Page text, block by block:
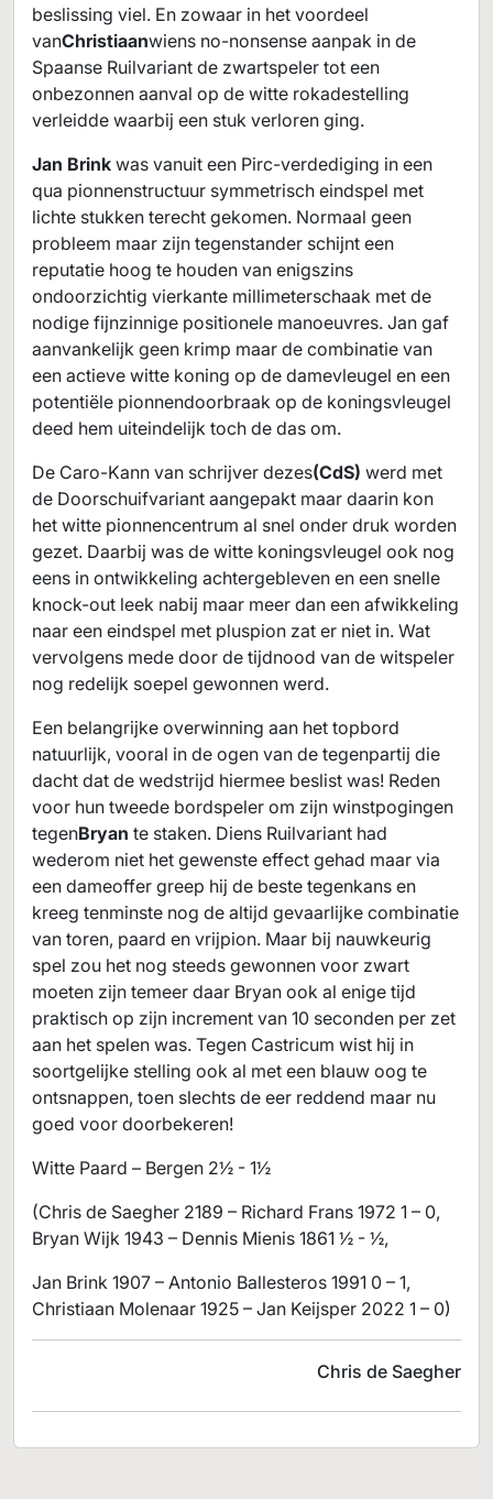
beslissing viel. En zowaar in het voordeel
vanChristiaanwiens no-nonsense aanpak in de
Spaanse Ruilvariant de zwartspeler tot een
onbezonnen aanval op de witte rokadestelling
verleidde waarbij een stuk verloren ging.
Jan Brink was vanuit een Pirc-verdediging in een
qua pionnenstructuur symmetrisch eindspel met
lichte stukken terecht gekomen. Normaal geen
probleem maar zijn tegenstander schijnt een
reputatie hoog te houden van enigszins
ondoorzichtig vierkante millimeterschaak met de
nodige fijnzinnige positionele manoeuvres. Jan gaf
aanvankelijk geen krimp maar de combinatie van
een actieve witte koning op de damevleugel en een
potentiële pionnendoorbraak op de koningsvleugel
deed hem uiteindelijk toch de das om.
De Caro-Kann van schrijver dezes(CdS) werd met
de Doorschuifvariant aangepakt maar daarin kon
het witte pionnencentrum al snel onder druk worden
gezet. Daarbij was de witte koningsvleugel ook nog
eens in ontwikkeling achtergebleven en een snelle
knock-out leek nabij maar meer dan een afwikkeling
naar een eindspel met pluspion zat er niet in. Wat
vervolgens mede door de tijdnood van de witspeler
nog redelijk soepel gewonnen werd.
Een belangrijke overwinning aan het topbord
natuurlijk, vooral in de ogen van de tegenpartij die
dacht dat de wedstrijd hiermee beslist was! Reden
voor hun tweede bordspeler om zijn winstpogingen
tegenBryan te staken. Diens Ruilvariant had
wederom niet het gewenste effect gehad maar via
een dameoffer greep hij de beste tegenkans en
kreeg tenminste nog de altijd gevaarlijke combinatie
van toren, paard en vrijpion. Maar bij nauwkeurig
spel zou het nog steeds gewonnen voor zwart
moeten zijn temeer daar Bryan ook al enige tijd
praktisch op zijn increment van 10 seconden per zet
aan het spelen was. Tegen Castricum wist hij in
soortgelijke stelling ook al met een blauw oog te
ontsnappen, toen slechts de eer reddend maar nu
goed voor doorbekeren!
Witte Paard – Bergen 2½ - 1½
(Chris de Saegher 2189 – Richard Frans 1972 1 – 0,
Bryan Wijk 1943 – Dennis Mienis 1861 ½ - ½,
Jan Brink 1907 – Antonio Ballesteros 1991 0 – 1,
Christiaan Molenaar 1925 – Jan Keijsper 2022 1 – 0)
Chris de Saegher